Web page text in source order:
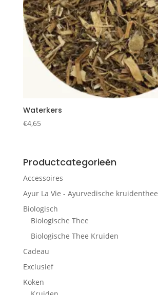
Waterkers
€4,65
Productcategorieën
Accessoires
Ayur La Vie - Ayurvedische kruidenthee
Biologisch
Biologische Thee
Biologische Thee Kruiden
Cadeau
Exclusief
Koken